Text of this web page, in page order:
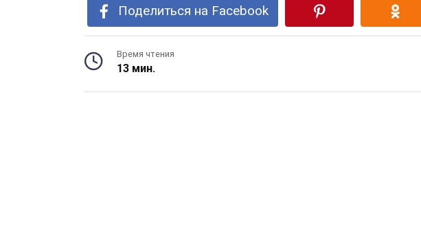
Поделиться на Facebook
Время чтения
13 мин.